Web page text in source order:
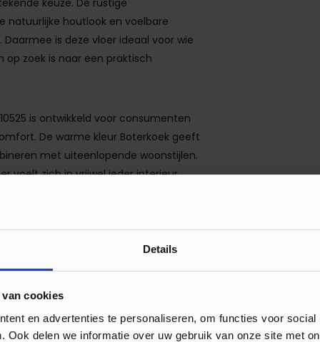
Details
cookies
en advertenties te personaliseren, om functies voor
Ook delen we informatie over uw gebruik van onze site met
keuze. De rustige
natuurlijke houtlook en voelbare
is deze vloer ideaal voor wie
op zoek is naar een praktisch
is ontwikkeld voor consumenten
De warme kleur Boterkoek geeft
met uiteenlopende woonstijlen.
voelt zich in vrijwel ieder interieur
gebruik
groot voordeel. Omdat het gaat om
en comfortabele oplossing die
geschikt voor woonkamers,
geleefd.